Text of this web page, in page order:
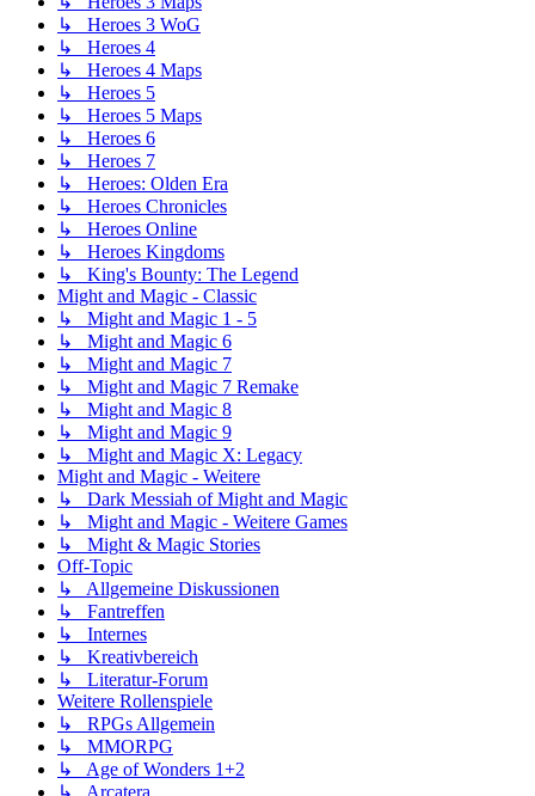
↳ Heroes 3 WoG
↳ Heroes 4
↳ Heroes 4 Maps
↳ Heroes 5
↳ Heroes 5 Maps
↳ Heroes 6
↳ Heroes 7
↳ Heroes: Olden Era
↳ Heroes Chronicles
↳ Heroes Online
↳ Heroes Kingdoms
↳ King's Bounty: The Legend
Might and Magic - Classic
↳ Might and Magic 1 - 5
↳ Might and Magic 6
↳ Might and Magic 7
↳ Might and Magic 7 Remake
↳ Might and Magic 8
↳ Might and Magic 9
↳ Might and Magic X: Legacy
Might and Magic - Weitere
↳ Dark Messiah of Might and Magic
↳ Might and Magic - Weitere Games
↳ Might & Magic Stories
Off-Topic
↳ Allgemeine Diskussionen
↳ Fantreffen
↳ Internes
↳ Kreativbereich
↳ Literatur-Forum
Weitere Rollenspiele
↳ RPGs Allgemein
↳ MMORPG
↳ Age of Wonders 1+2
↳ Arcatera